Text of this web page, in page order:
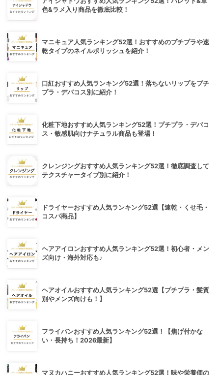
色&ラメ入り商品を徹底比較！
マニキュア人気ランキング52選！おすすめのプチプラや速
乾タイプのネイルポリッシュを紹介！
口紅おすすめ人気ランキング52選！落ちないリップをプチ
プラ・デパコス別に紹介！
化粧下地おすすめ人気ランキング52選！プチプラ・デパコ
ス・敏感肌向けナチュラル商品も登場！
クレンジングおすすめ人気ランキング52選！徹底調査して
テクスチャータイプ別に紹介！
ドライヤーおすすめ人気ランキング52選【速乾・くせ毛・
コスパ商品】
ヘアアイロンおすすめ人気ランキング52選！初心者・メン
ズ向け・海外対応も♪
ヘアオイルおすすめ人気ランキング52選【プチプラ・髪質
別やメンズ向けも！】
フライパンおすすめ人気ランキング52選！【焦げ付かな
い・長持ち！2026最新】
マヌカハニーおすすめ人気ランキング52選！味や栄養価の